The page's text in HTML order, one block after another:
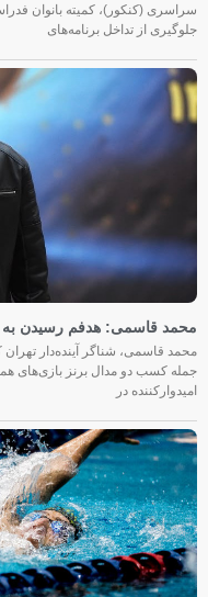
سراسری (کنکور)، کمیته بانوان
جلوگیری از تداخل برنامه‌های
محمد قاسمی: هدفم رسیدن به فینال ۴۰۰ متر بازی‌های
محمد قاسمی، شناگر آینده‌دار تهران
جمله کسب دو مدال برنز بازی‌های
امیدوارکننده در